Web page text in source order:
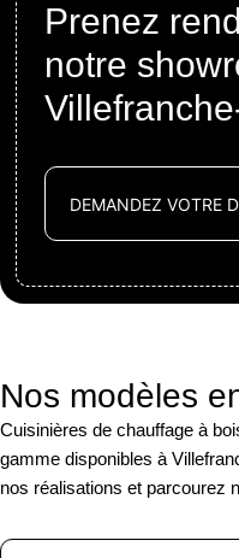
Prenez
notre
DEMANDEZ VOTRE
Nos modèles
Cuisinières de chauffage à
gamme disponibles à
nos réalisations et parcourez